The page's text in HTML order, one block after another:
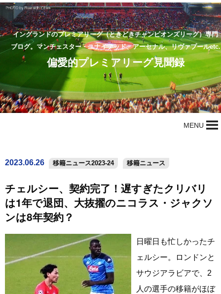
イングランドのプレミアリーグ（ときどきチャンピオンズリーグ）専門
ブログ。マンチェスター・ユナイテッド、アーセナル、リヴァプールetc.
偏愛的プレミアリーグ見聞録
MENU
2023.06.26 移籍ニュース2023-24 移籍ニュース
チェルシー、契約完了！遅すぎたクリバリ
は1年で退団、大抜擢のニコラス・ジャクソ
ンは8年契約？
日曜日も忙しかったチ
ェルシー。ロンドンと
サウジアラビアで、2
人の選手の移籍がほぼ